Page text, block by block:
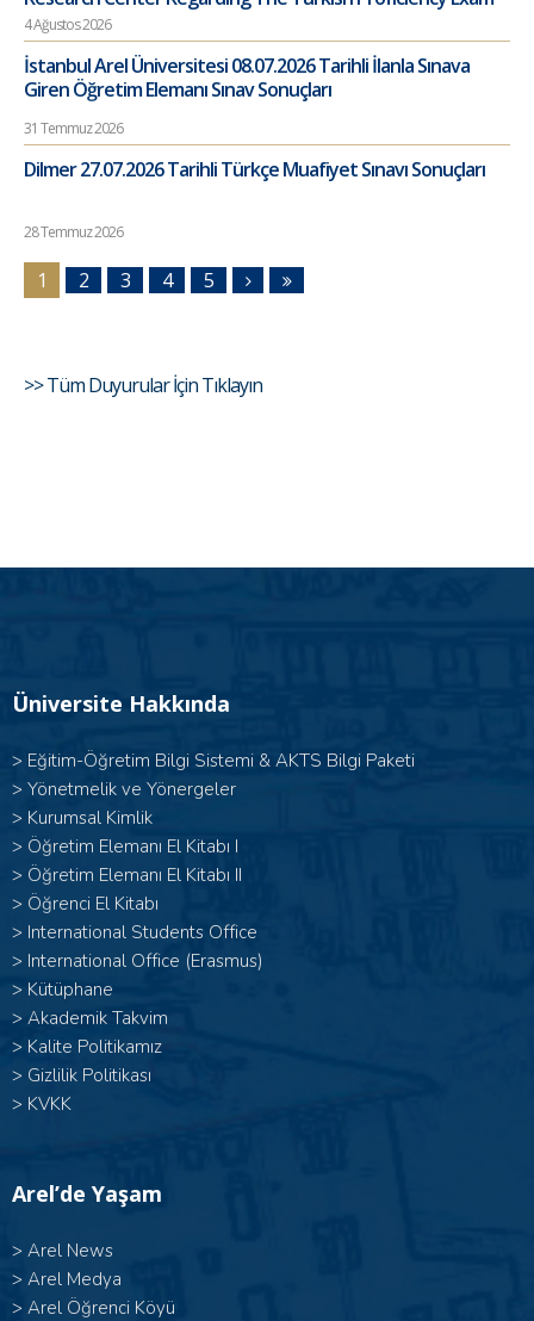
4 Ağustos 2026
İstanbul Arel Üniversitesi 08.07.2026 Tarihli İlanla Sınava
Giren Öğretim Elemanı Sınav Sonuçları
31 Temmuz 2026
Dilmer 27.07.2026 Tarihli Türkçe Muafiyet Sınavı Sonuçları
28 Temmuz 2026
1 2 3 4 5
>> Tüm Duyurular İçin Tıklayın
Üniversite Hakkında
> Eğitim-Öğretim Bilgi Sistemi & AKTS Bilgi Paketi
> Yönetmelik ve Yönergeler
> Kurumsal Kimlik
> Öğretim Elemanı El Kitabı I
> Öğretim Elemanı El Kitabı II
> Öğrenci El Kitabı
> International Students Office
> International Office (Erasmus)
> Kütüphane
> Akademik Takvim
> Kalite Politikamız
> Gizlilik Politikası
> KVKK
Arel’de Yaşam
> Arel News
> Arel Medya
> Arel Öğrenci Köyü